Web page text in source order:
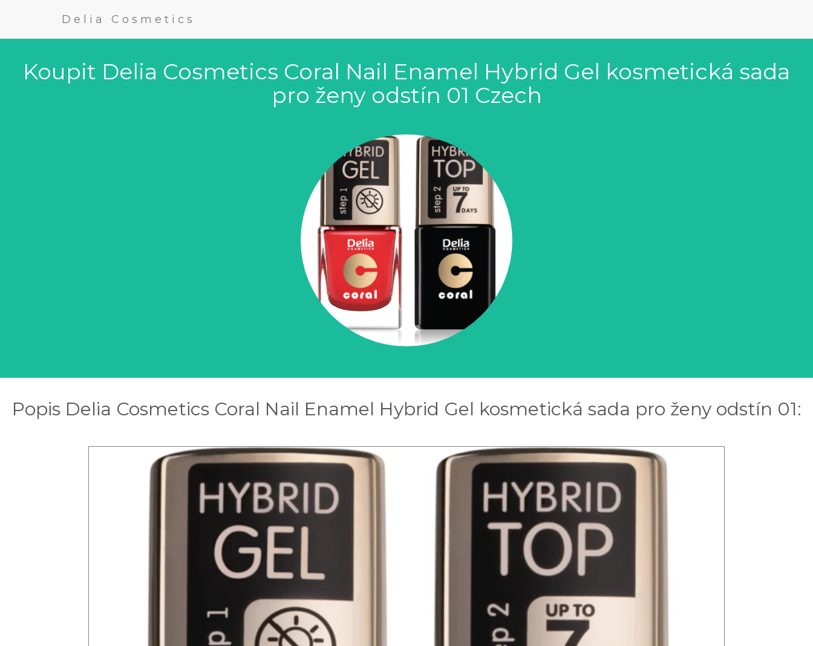
Delia Cosmetics
Koupit Delia Cosmetics Coral Nail Enamel Hybrid Gel kosmetická sada
pro ženy odstín 01 Czech
Popis Delia Cosmetics Coral Nail Enamel Hybrid Gel kosmetická sada pro ženy odstín 01: